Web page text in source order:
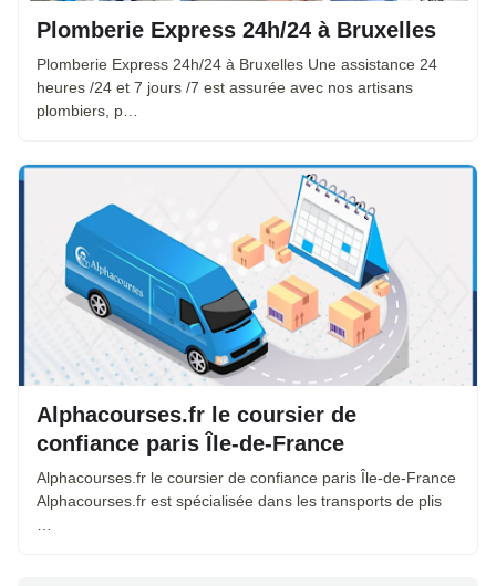
Plomberie Express 24h/24 à Bruxelles
Plomberie Express 24h/24 à Bruxelles Une assistance 24
heures /24 et 7 jours /7 est assurée avec nos artisans
plombiers, p…
Alphacourses.fr le coursier de
confiance paris Île-de-France
Alphacourses.fr le coursier de confiance paris Île-de-France
Alphacourses.fr est spécialisée dans les transports de plis